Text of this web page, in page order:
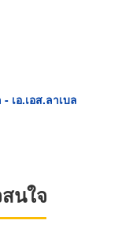
เอ.เอส.ลาเบล
นใจ